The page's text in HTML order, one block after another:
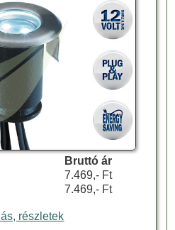
Bruttó ár
7.469,- Ft
7.469,- Ft
részletek